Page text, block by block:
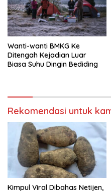
Wanti-wanti BMKG Ke
Ditengah Kejadian Luar
Biasa Suhu Dingin Bediding
Rekomendasi untuk
Kimpul Viral Dibahas Netijen,